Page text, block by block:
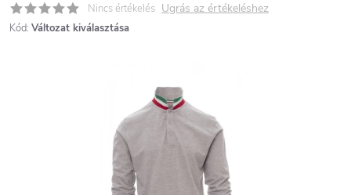
Nincs értékelés Ugrás az értékeléshez
Kód: Változat kiválasztása